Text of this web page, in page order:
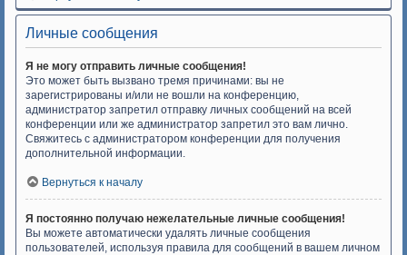
Личные сообщения
Я не могу отправить личные сообщения!
Это может быть вызвано тремя причинами: вы не
зарегистрированы и/или не вошли на конференцию,
администратор запретил отправку личных сообщений на всей
конференции или же администратор запретил это вам лично.
Свяжитесь с администратором конференции для получения
дополнительной информации.
Вернуться к началу
Я постоянно получаю нежелательные личные сообщения!
Вы можете автоматически удалять личные сообщения
пользователей, используя правила для сообщений в вашем личном